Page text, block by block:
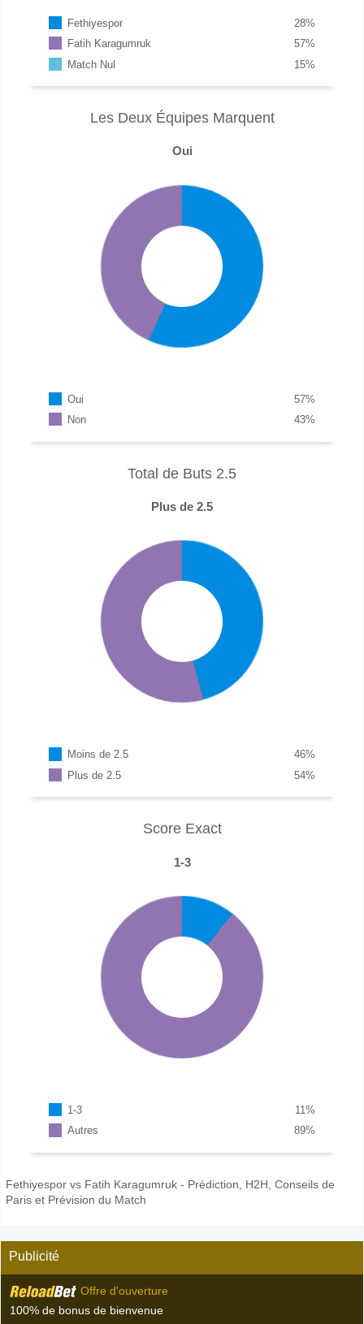
Fethiyespor %
28
Fatih Karagumruk
%
57
Match Nul
%
15
Les Deux Équipes Marquent
Oui
Oui %
57
Non
%
43
Total de Buts 2.5
Plus de 2.5
Moins de 2.5 %
46
Plus de 2.5
%
54
Score Exact
1-3
1-3 %
11
Autres
%
89
Fethiyespor vs Fatih Karagumruk - Prédiction, H2H, Conseils de
Paris et Prévision du Match
Publicité
Offre d'ouverture
100% de bonus de bienvenue